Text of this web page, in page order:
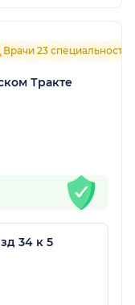
Врачи 23 специальностей
Тракте
34 к 5